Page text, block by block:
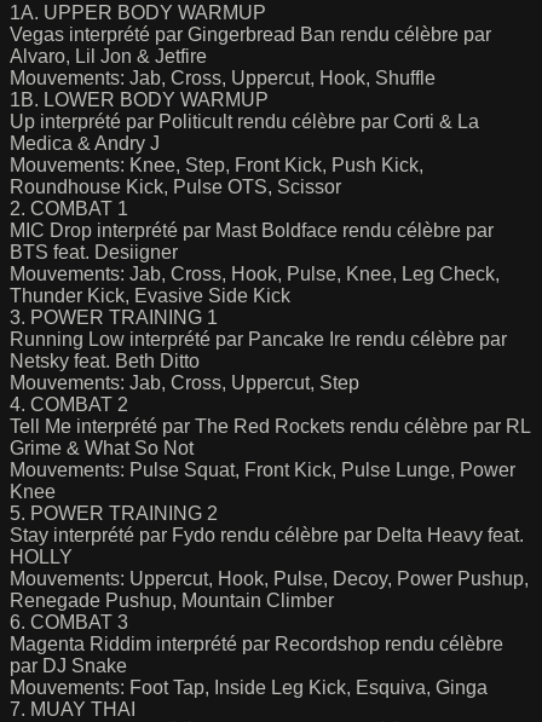
1A. UPPER BODY WARMUP
Vegas interprété par Gingerbread Ban rendu célèbre par
Alvaro, Lil Jon & Jetfire
Mouvements: Jab, Cross, Uppercut, Hook, Shuffle
1B. LOWER BODY WARMUP
Up interprété par Politicult rendu célèbre par Corti & La
Medica & Andry J
Mouvements: Knee, Step, Front Kick, Push Kick,
Roundhouse Kick, Pulse OTS, Scissor
2. COMBAT 1
MIC Drop interprété par Mast Boldface rendu célèbre par
BTS feat. Desiigner
Mouvements: Jab, Cross, Hook, Pulse, Knee, Leg Check,
Thunder Kick, Evasive Side Kick
3. POWER TRAINING 1
Running Low interprété par Pancake Ire rendu célèbre par
Netsky feat. Beth Ditto
Mouvements: Jab, Cross, Uppercut, Step
4. COMBAT 2
Tell Me interprété par The Red Rockets rendu célèbre par RL
Grime & What So Not
Mouvements: Pulse Squat, Front Kick, Pulse Lunge, Power
Knee
5. POWER TRAINING 2
Stay interprété par Fydo rendu célèbre par Delta Heavy feat.
HOLLY
Mouvements: Uppercut, Hook, Pulse, Decoy, Power Pushup,
Renegade Pushup, Mountain Climber
6. COMBAT 3
Magenta Riddim interprété par Recordshop rendu célèbre
par DJ Snake
Mouvements: Foot Tap, Inside Leg Kick, Esquiva, Ginga
7. MUAY THAI